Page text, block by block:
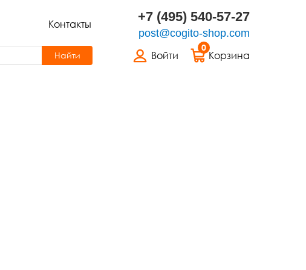
Контакты +7 (495) 540-57-27
post@cogito-shop.com
Войти
0
Корзина
Найти